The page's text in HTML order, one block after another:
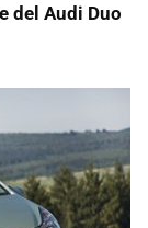
del Audi Duo